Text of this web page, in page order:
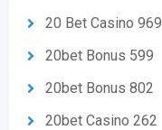
20 Bet Casino 969
20bet Bonus 599
20bet Bonus 802
20bet Casino 262